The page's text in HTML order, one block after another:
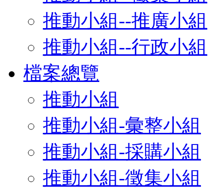
推動小組--推廣小組
推動小組--行政小組
檔案總覽
推動小組
推動小組-彙整小組
推動小組-採購小組
推動小組-徵集小組